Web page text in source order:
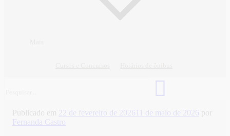
Publicado em 22 de fevereiro de 2026 11 de maio de 2026 por
Fernanda Castro